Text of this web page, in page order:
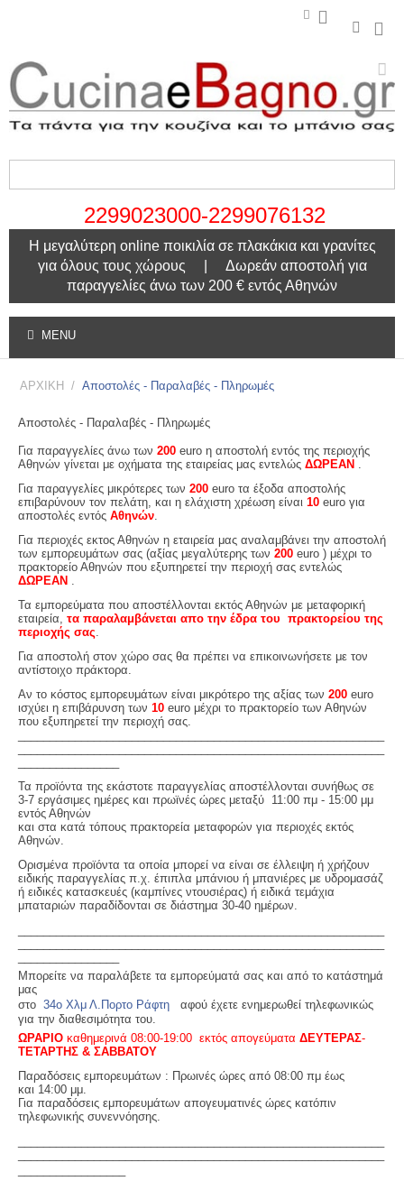
2299023000-2299076132
Η μεγαλύτερη online ποικιλία σε πλακάκια και γρανίτες
για όλους τους χώρους | Δωρεάν αποστολή για
παραγγελίες άνω των 200 € εντός Αθηνών
MENU
ΑΡΧΙΚΗ / Αποστολές - Παραλαβές - Πληρωμές
Αποστολές - Παραλαβές - Πληρωμές
Για παραγγελίες άνω των 200 euro η αποστολή εντός της περιοχής
Αθηνών γίνεται με οχήματα της εταιρείας μας εντελώς ΔΩΡΕΑΝ .
Για παραγγελίες μικρότερες των 200 euro τα έξοδα αποστολής
επιβαρύνουν τον πελάτη, και η ελάχιστη χρέωση είναι 10 euro για
αποστολές εντός Αθηνών.
Για περιοχές εκτος Αθηνών η εταιρεία μας αναλαμβάνει την αποστολή
των εμπορευμάτων σας (αξίας μεγαλύτερης των 200 euro ) μέχρι το
πρακτορείο Αθηνών που εξυπηρετεί την περιοχή σας εντελώς
ΔΩΡΕΑΝ .
Τα εμπορεύματα που αποστέλλονται εκτός Αθηνών με μεταφορική
εταιρεία, τα παραλαμβάνεται απο την έδρα του πρακτορείου της
περιοχής σας.
Για αποστολή στον χώρο σας θα πρέπει να επικοινωνήσετε με τον
αντίστοιχο πράκτορα.
Αν το κόστος εμπορευμάτων είναι μικρότερο της αξίας των 200 euro
ισχύει η επιβάρυνση των 10 euro μέχρι το πρακτορείο των Αθηνών
που εξυπηρετεί την περιοχή σας.
Τα προϊόντα της εκάστοτε παραγγελίας αποστέλλονται συνήθως σε
3-7 εργάσιμες ημέρες και πρωϊνές ώρες μεταξύ 11:00 πμ - 15:00 μμ
εντός Αθηνών
και στα κατά τόπους πρακτορεία μεταφορών για περιοχές εκτός
Αθηνών.
Ορισμένα προϊόντα τα οποία μπορεί να είναι σε έλλειψη ή χρήζουν
ειδικής παραγγελίας π.χ. έπιπλα μπάνιου ή μπανιέρες με υδρομασάζ
ή ειδικές κατασκευές (καμπίνες ντουσιέρας) ή ειδικά τεμάχια
μπαταριών παραδίδονται σε διάστημα 30-40 ημέρων.
Μπορείτε να παραλάβετε τα εμπορεύματά σας και από το κατάστημά
μας
στο 34ο Χλμ Λ.Πορτο Ράφτη αφού έχετε ενημερωθεί τηλεφωνικώς
για την διαθεσιμότητα του.
ΩΡΑΡΙΟ καθημερινά 08:00-19:00 εκτός απογεύματα ΔΕΥΤΕΡΑΣ-
ΤΕΤΑΡΤΗΣ & ΣΑΒΒΑΤΟΥ
Παραδόσεις εμπορευμάτων : Πρωινές ώρες από 08:00 πμ έως
και 14:00 μμ.
Για παραδόσεις εμπορευμάτων απογευματινές ώρες κατόπιν
τηλεφωνικής συνεννόησης.